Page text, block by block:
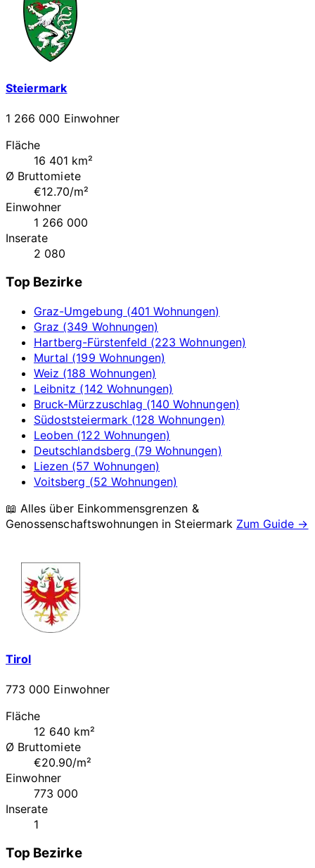
Steiermark
1 266 000 Einwohner
Fläche
16 401 km²
Ø Bruttomiete
€12.70/m²
Einwohner
1 266 000
Inserate
2 080
Top Bezirke
Graz-Umgebung (401 Wohnungen)
Graz (349 Wohnungen)
Hartberg-Fürstenfeld (223 Wohnungen)
Murtal (199 Wohnungen)
Weiz (188 Wohnungen)
Leibnitz (142 Wohnungen)
Bruck-Mürzzuschlag (140 Wohnungen)
Südoststeiermark (128 Wohnungen)
Leoben (122 Wohnungen)
Deutschlandsberg (79 Wohnungen)
Liezen (57 Wohnungen)
Voitsberg (52 Wohnungen)
📖 Alles über Einkommensgrenzen &
Genossenschaftswohnungen in Steiermark Zum Guide →
Tirol
773 000 Einwohner
Fläche
12 640 km²
Ø Bruttomiete
€20.90/m²
Einwohner
773 000
Inserate
1
Top Bezirke